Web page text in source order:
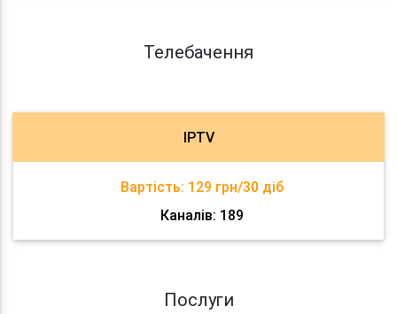
Телебачення
IPTV
Вартість: 129 грн/30 діб
Каналів: 189
Послуги